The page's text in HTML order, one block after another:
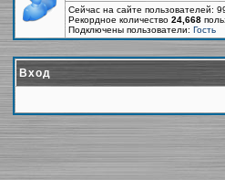
Сейчас на сайте пользователей:
Рекордное количество 24,668
Подключены пользователи: Гость
Вход